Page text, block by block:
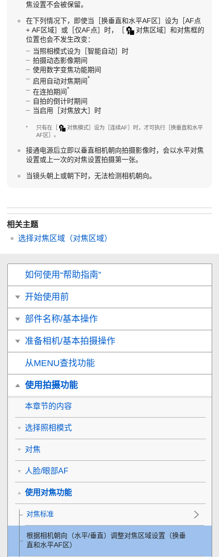
焦设置不会被保留。
在下列情况下，即使当 ［换垂直和水平AF区］ 设为 ［AF点
+ AF区域］ 或［仅AF点］ 时， 对焦区域］和对焦框的
位置也会不发生改变：
当照相模式设为 ［智能自动］ 时
拍摄动态影像期间
使用数字变焦功能期间
启用自动对焦期间*
在连拍期间*
自拍的倒计时期间
当启用
［对焦放大］ 时
* 只有在［ 对焦模式］ 设为［连续AF］ 时，才可执行［换垂直和水平
AF区］ 。
接通电源后立即以垂直相机朝向拍摄影像时，会以水平对焦
设置或上一次的对焦设置拍摄第一张。
当镜头朝上或朝下时，无法检测相机朝向。
相关主题
选择对焦区域（对焦区域）
如何使用“帮助指南”
开始使用前
部件名称/基本操作
准备相机/基本拍摄操作
从MENU查找功能
使用拍摄功能
本章节的内容
选择照相模式
对焦
人脸/眼部AF
使用对焦功能
对焦标准
根据相机朝向（水平/垂直）调整对焦区域设置（换垂
直和水平AF区）